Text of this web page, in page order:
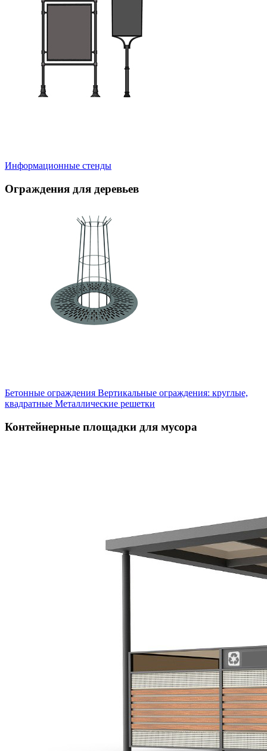
Информационные стенды
Ограждения для деревьев
Бетонные ограждения Вертикальные ограждения: круглые,
квадратные Металлические решетки
Контейнерные площадки для мусора